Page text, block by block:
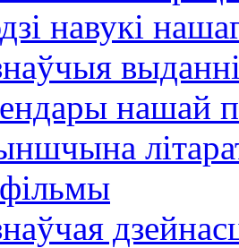
навукі
нашай